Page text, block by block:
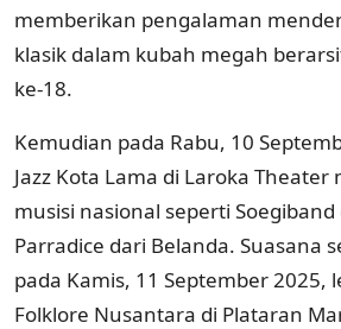
memberikan pengalaman
klasik dalam kubah megah
ke-18.
Kemudian pada Rabu, 10
Jazz Kota Lama di Laroka
musisi nasional seperti
Parradice dari Belanda. Suasana
pada Kamis, 11 September 2025,
Folklore Nusantara di Plataran